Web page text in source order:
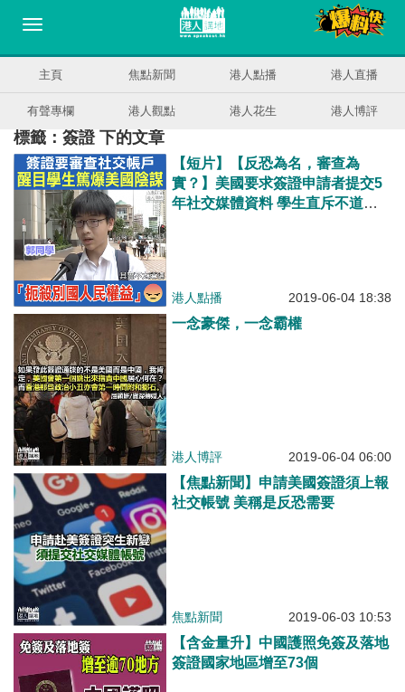
主頁 焦點新聞 港人點播 港人直播
有聲專欄 港人觀點 港人花生 港人博評
標籤：簽證 下的文章
【短片】【反恐為名，審查為
實？】美國要求簽證申請者提交5
年社交媒體資料 學生直斥不道
港人點播 2019-06-04 18:38
一念豪傑，一念霸權
港人博評 2019-06-04 06:00
【焦點新聞】申請美國簽證須上報
社交帳號 美稱是反恐需要
焦點新聞 2019-06-03 10:53
【含金量升】中國護照免簽及落地
簽證國家地區增至73個